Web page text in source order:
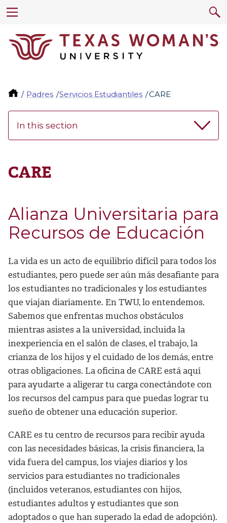
Padres Servicios Estudiantiles CARE
In this section
CARE
Alianza Universitaria para
Recursos de Educación
La vida es un acto de equilibrio difícil para todos los
estudiantes, pero puede ser aún más desafiante para
los estudiantes no tradicionales y los estudiantes
que viajan diariamente. En TWU, lo entendemos.
Sabemos que enfrentas muchos obstáculos
mientras asistes a la universidad, incluida la
inexperiencia en el salón de clases, el trabajo, la
crianza de los hijos y el cuidado de los demás, entre
otras obligaciones. La oficina de CARE está aquí
para ayudarte a aligerar tu carga conectándote con
los recursos del campus para que puedas lograr tu
sueño de obtener una educación superior.
CARE es tu centro de recursos para recibir ayuda
con las necesidades básicas, la crisis financiera, la
vida fuera del campus, los viajes diarios y los
servicios para estudiantes no tradicionales
(incluidos veteranos, estudiantes con hijos,
estudiantes adultos y estudiantes que son
adoptados o que han superado la edad de adopción).